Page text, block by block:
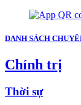
DANH SÁCH
Chính trị
Thời sự